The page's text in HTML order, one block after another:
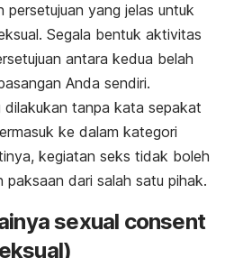
persetujuan yang jelas untuk
Segala bentuk aktivitas
antara kedua belah
Anda sendiri.
tanpa kata sepakat
ke dalam kategori
kegiatan seks tidak boleh
paksaan dari salah satu pihak.
sexual consent